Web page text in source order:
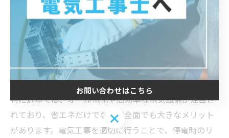
現するための重要な基盤です。例えば、照明の配置やコ
ンセントの増設、太陽光発電の導入など、日常生活の利
便性と快適さを大きく向上させます。これにより、ご家
族それぞれのライフスタイルに合わせた住まいづくりが
可能となります。
特に近年では、オール電化や高効率な電気設備が注目さ
れており、省エネだけでなく安全面でも大きなメリット
があります。電気工事を適切に行うことで、停電時のリ
お問い合わせはこちら
お問い合わせはこちら